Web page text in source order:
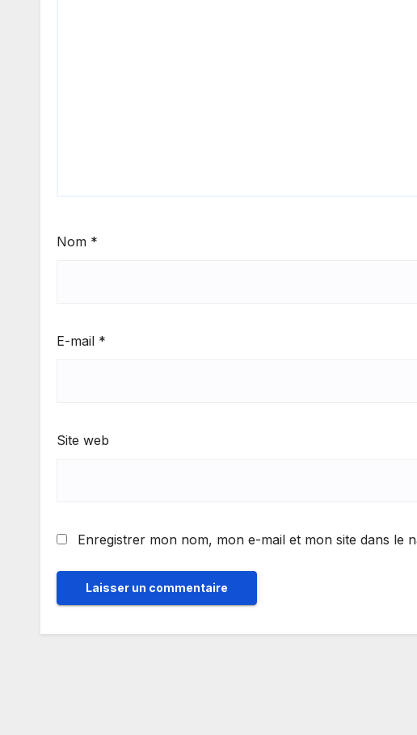
Nom *
E-mail *
Site web
Enregistrer mon nom, mon e-mail et mon site dans le